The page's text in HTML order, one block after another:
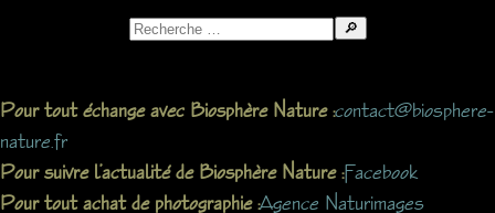
Search
Pour tout échange avec Biosphère Nature :contact@biosphere-
nature.fr
Pour suivre l’actualité de Biosphère Nature :Facebook
Pour tout achat de photographie :Agence Naturimages